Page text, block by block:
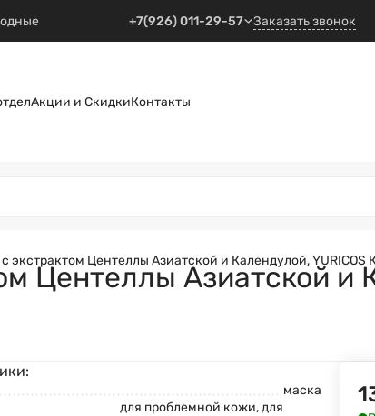
+7(926) 011-29-57 Заказать звонок
Акции и СкидкиКонтакты
экстрактом Центеллы Азиатской и Календулой, YURICOS
Центеллы Азиатской и
маска
для проблемной кожи, для